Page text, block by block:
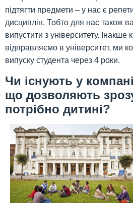
підтягти предмети – у нас є
дисциплін. Тобто для нас також
випустити з університету.
відправляємо в університет, ми
випуску студента через 4 роки.
Чи існують у
що дозволяють
потрібно дитині?